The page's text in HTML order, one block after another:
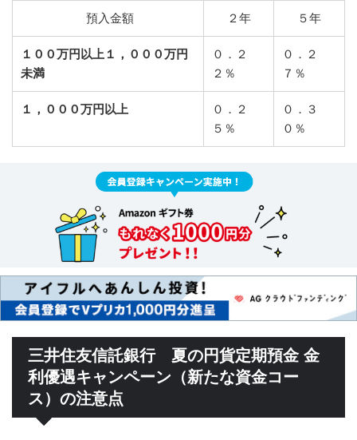
預入金額 ２年 ５年
１００万円以上１，０００万円
未満
０．２
２％
０．２
７％
１，０００万円以上
０．２
５％
０．３
０％
三井住友信託銀行 夏の円貨定期預金 金
利優遇キャンペーン（新たな資金コー
ス）の注意点